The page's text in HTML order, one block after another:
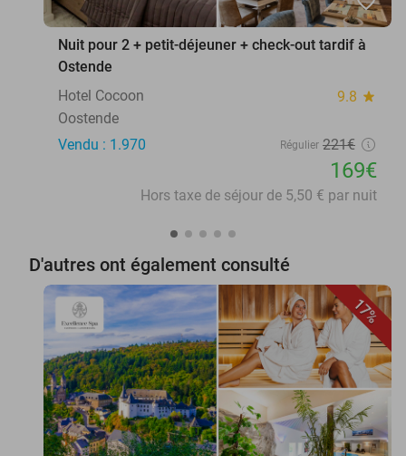
Nuit pour 2 + petit-déjeuner + check-out tardif à
Ostende
Hotel Cocoon
9.8 star
Oostende
Vendu : 1.970
Régulier 221€
169€
Hors taxe de séjour de 5,50 € par nuit
D'autres ont également consulté
17%